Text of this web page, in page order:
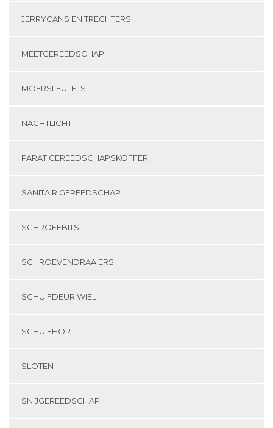
JERRYCANS EN TRECHTERS
MEETGEREEDSCHAP
MOERSLEUTELS
NACHTLICHT
PARAT GEREEDSCHAPSKOFFER
SANITAIR GEREEDSCHAP
SCHROEFBITS
SCHROEVENDRAAIERS
SCHUIFDEUR WIEL
SCHUIFHOR
SLOTEN
SNIJGEREEDSCHAP